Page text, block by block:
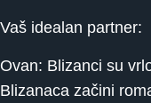
Vaš idealan partner:
Ovan: Blizanci su
Blizanaca začini